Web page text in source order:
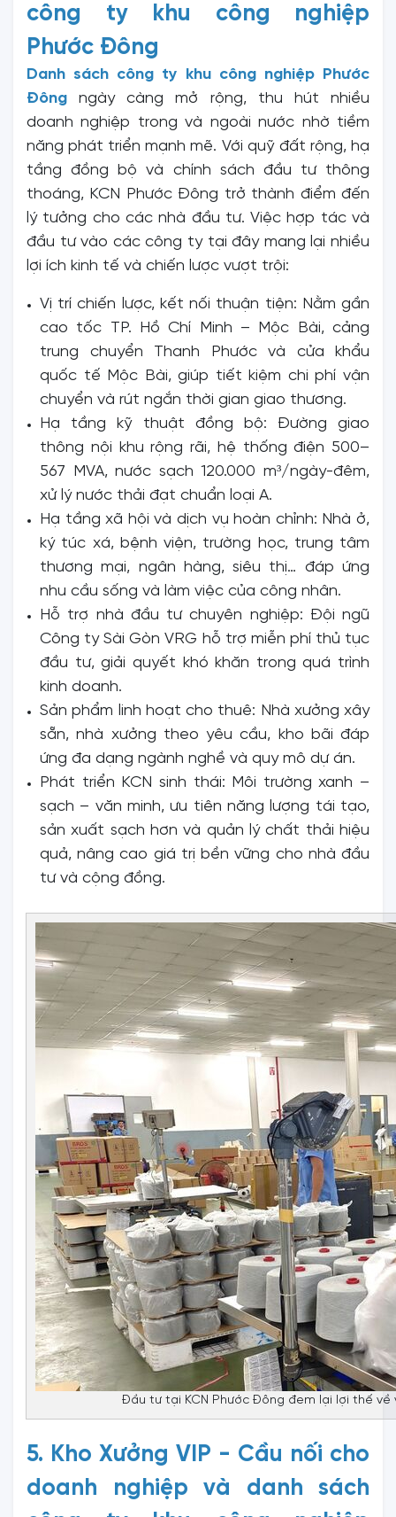
công ty khu công nghiệp
Phước Đông
Danh sách công ty khu công nghiệp Phước
Đông ngày càng mở rộng, thu hút nhiều
doanh nghiệp trong và ngoài nước nhờ tiềm
năng phát triển mạnh mẽ. Với quỹ đất rộng, hạ
tầng đồng bộ và chính sách đầu tư thông
thoáng, KCN Phước Đông trở thành điểm đến
lý tưởng cho các nhà đầu tư. Việc hợp tác và
đầu tư vào các công ty tại đây mang lại nhiều
lợi ích kinh tế và chiến lược vượt trội:
Vị trí chiến lược, kết nối thuận tiện: Nằm gần
cao tốc TP. Hồ Chí Minh – Mộc Bài, cảng
trung chuyển Thanh Phước và cửa khẩu
quốc tế Mộc Bài, giúp tiết kiệm chi phí vận
chuyển và rút ngắn thời gian giao thương.
Hạ tầng kỹ thuật đồng bộ: Đường giao
thông nội khu rộng rãi, hệ thống điện 500–
567 MVA, nước sạch 120.000 m³/ngày-đêm,
xử lý nước thải đạt chuẩn loại A.
Hạ tầng xã hội và dịch vụ hoàn chỉnh: Nhà ở,
ký túc xá, bệnh viện, trường học, trung tâm
thương mại, ngân hàng, siêu thị… đáp ứng
nhu cầu sống và làm việc của công nhân.
Hỗ trợ nhà đầu tư chuyên nghiệp: Đội ngũ
Công ty Sài Gòn VRG hỗ trợ miễn phí thủ tục
đầu tư, giải quyết khó khăn trong quá trình
kinh doanh.
Sản phẩm linh hoạt cho thuê: Nhà xưởng xây
sẵn, nhà xưởng theo yêu cầu, kho bãi đáp
ứng đa dạng ngành nghề và quy mô dự án.
Phát triển KCN sinh thái: Môi trường xanh –
sạch – văn minh, ưu tiên năng lượng tái tạo,
sản xuất sạch hơn và quản lý chất thải hiệu
quả, nâng cao giá trị bền vững cho nhà đầu
tư và cộng đồng.
Đầu tư tại KCN Phước Đông đem lại lợi thế
5. Kho Xưởng VIP - Cầu nối cho
doanh nghiệp và danh sách